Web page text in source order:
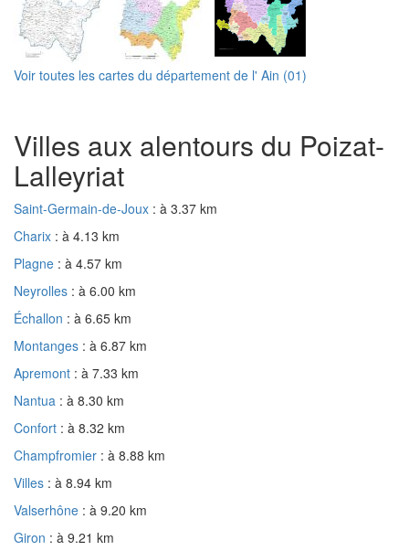
Voir toutes les cartes du département de l' Ain (01)
Villes aux alentours du Poizat-
Lalleyriat
Saint-Germain-de-Joux : à 3.37 km
Charix : à 4.13 km
Plagne : à 4.57 km
Neyrolles : à 6.00 km
Échallon : à 6.65 km
Montanges : à 6.87 km
Apremont : à 7.33 km
Nantua : à 8.30 km
Confort : à 8.32 km
Champfromier : à 8.88 km
Villes : à 8.94 km
Valserhône : à 9.20 km
Giron : à 9.21 km